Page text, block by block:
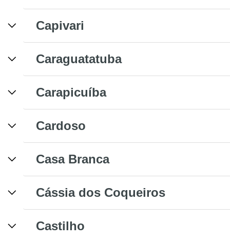
Capivari
Caraguatatuba
Carapicuíba
Cardoso
Casa Branca
Cássia dos Coqueiros
Castilho